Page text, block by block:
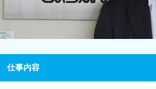
仕事内容